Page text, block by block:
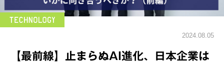
2024.08.05
【最前線】止まらぬAI進化、日本企業は